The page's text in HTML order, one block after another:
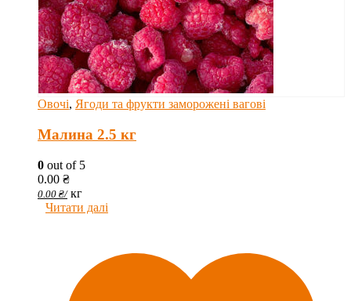
Овочі, Ягоди та фрукти заморожені вагові
Малина 2.5 кг
0 out of 5
0.00 ₴
0.00 ₴/ кг
Читати далі